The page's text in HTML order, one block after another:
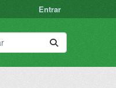
Entrar